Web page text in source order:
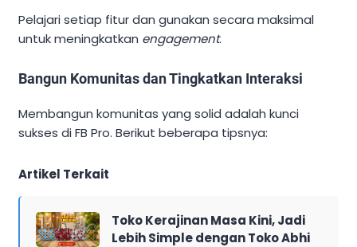
Pelajari setiap fitur dan gunakan secara maksimal
untuk meningkatkan engagement.
Bangun Komunitas dan Tingkatkan Interaksi
Membangun komunitas yang solid adalah kunci
sukses di FB Pro. Berikut beberapa tipsnya:
Artikel Terkait
Toko Kerajinan Masa Kini, Jadi
Lebih Simple dengan Toko Abhi